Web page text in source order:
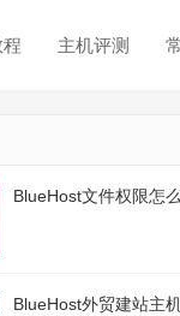
主机评测
BlueHost文件权限怎
BlueHost外贸建站主